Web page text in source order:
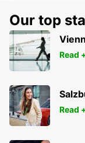
FRANKFURT
FRANKFURT
Our top
Read
Read